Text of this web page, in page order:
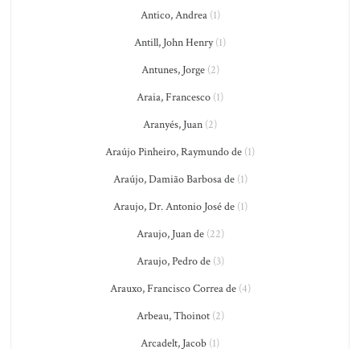
Antico, Andrea(1)
Antill, John Henry(1)
Antunes, Jorge(2)
Araia, Francesco (1)
Aranyés, Juan (2)
Araújo Pinheiro, Raymundo de (1)
Araújo, Damião Barbosa de(1)
Araujo, Dr. Antonio José de(1)
Araujo, Juan de(22)
Araujo, Pedro de(3)
Arauxo, Francisco Correa de(4)
Arbeau, Thoinot(2)
Arcadelt, Jacob (1)